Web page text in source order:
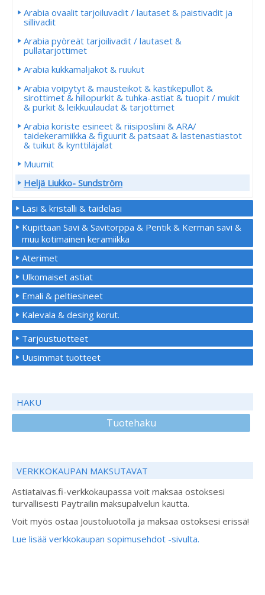
Arabia ovaalit tarjoiluvadit / lautaset & paistivadit ja
sillivadit
Arabia pyöreät tarjoilivadit / lautaset &
pullatarjottimet
Arabia kukkamaljakot & ruukut
Arabia voipytyt & mausteikot & kastikepullot &
sirottimet & hillopurkit & tuhka-astiat & tuopit / mukit
& purkit & leikkuulaudat & tarjottimet
Arabia koriste esineet & riisiposliini & ARA/
taidekeramiikka & figuurit & patsaat & lastenastiastot
& tuikut & kynttiläjalat
Muumit
Heljä Liukko- Sundström
Lasi & kristalli & taidelasi
Kupittaan Savi & Savitorppa & Pentik & Kerman savi &
muu kotimainen keramiikka
Aterimet
Ulkomaiset astiat
Emali & peltiesineet
Kalevala & desing korut.
Tarjoustuotteet
Uusimmat tuotteet
HAKU
Tuotehaku
VERKKOKAUPAN MAKSUTAVAT
Astiataivas.fi-verkkokaupassa voit maksaa ostoksesi
turvallisesti Paytrailin maksupalvelun kautta.
Voit myös ostaa Joustoluotolla ja maksaa ostoksesi erissä!
Lue lisää verkkokaupan sopimusehdot -sivulta.